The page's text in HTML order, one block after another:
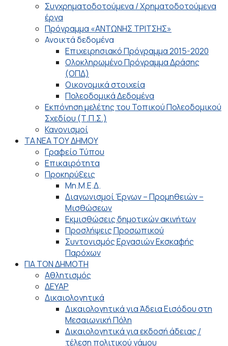
Συγχρηματοδοτούμενα / Χρηματοδοτούμενα
έργα
Πρόγραμμα «ΑΝΤΩΝΗΣ ΤΡΙΤΣΗΣ»
Ανοικτά δεδομένα
Επιχειρησιακό Πρόγραμμα 2015-2020
Ολοκληρωμένο Πρόγραμμα Δράσης
(ΟΠΔ)
Οικονομικά στοιχεία
Πολεοδομικά Δεδομένα
Εκπόνηση μελέτης του Τοπικού Πολεοδομικού
Σχεδίου (Τ.Π.Σ.)
Κανονισμοί
ΤΑ ΝΕΑ ΤΟΥ ΔΗΜΟΥ
Γραφείο Τύπου
Επικαιρότητα
Προκηρύξεις
Μη.Μ.Ε.Δ.
Διαγωνισμοί Έργων – Προμηθειών –
Μισθώσεων
Εκμισθώσεις δημοτικών ακινήτων
Προσλήψεις Προσωπικού
Συντονισμός Εργασιών Εκσκαφής
Παρόχων
ΓΙΑ ΤΟΝ ΔΗΜΟΤΗ
Αθλητισμός
ΔΕΥΑΡ
Δικαιολογητικά
Δικαιολογητικά για Άδεια Εισόδου στη
Μεσαιωνική Πόλη
Δικαιολογητικά για εκδοσή άδειας /
τέλεση πολιτικού γάμου